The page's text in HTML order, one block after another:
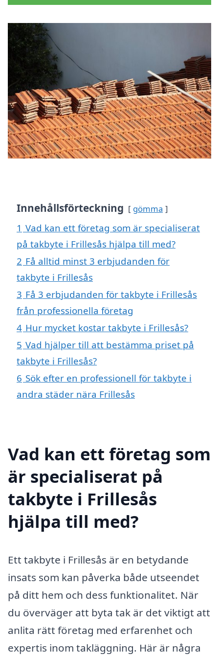
Innehållsförteckning gömma
1 Vad kan ett företag som är specialiserat
på takbyte i Frillesås hjälpa till med?
2 Få alltid minst 3 erbjudanden för
takbyte i Frillesås
3 Få 3 erbjudanden för takbyte i Frillesås
från professionella företag
4 Hur mycket kostar takbyte i Frillesås?
5 Vad hjälper till att bestämma priset på
takbyte i Frillesås?
6 Sök efter en professionell för takbyte i
andra städer nära Frillesås
Vad kan ett företag som
är specialiserat på
takbyte i Frillesås
hjälpa till med?
Ett takbyte i Frillesås är en betydande
insats som kan påverka både utseendet
på ditt hem och dess funktionalitet. När
du överväger att byta tak är det viktigt att
anlita rätt företag med erfarenhet och
expertis inom takläggning. Här är några